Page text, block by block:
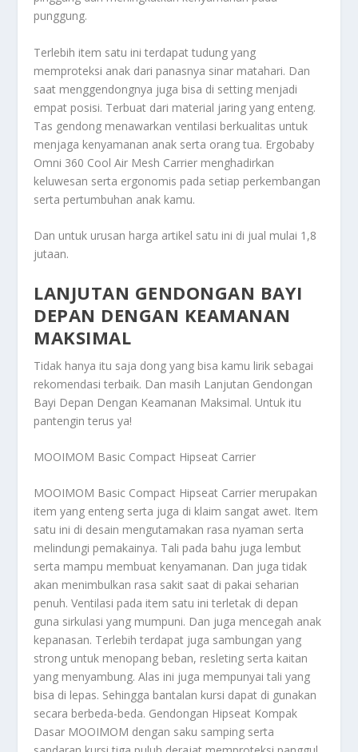
punggung.
Terlebih item satu ini terdapat tudung yang
memproteksi anak dari panasnya sinar matahari. Dan
saat menggendongnya juga bisa di setting menjadi
empat posisi. Terbuat dari material jaring yang enteng.
Tas gendong menawarkan ventilasi berkualitas untuk
menjaga kenyamanan anak serta orang tua. Ergobaby
Omni 360 Cool Air Mesh Carrier menghadirkan
keluwesan serta ergonomis pada setiap perkembangan
serta pertumbuhan anak kamu.
Dan untuk urusan harga artikel satu ini di jual mulai 1,8
jutaan.
LANJUTAN GENDONGAN BAYI
DEPAN DENGAN KEAMANAN
MAKSIMAL
Tidak hanya itu saja dong yang bisa kamu lirik sebagai
rekomendasi terbaik. Dan masih Lanjutan Gendongan
Bayi Depan Dengan Keamanan Maksimal. Untuk itu
pantengin terus ya!
MOOIMOM Basic Compact Hipseat Carrier
MOOIMOM Basic Compact Hipseat Carrier merupakan
item yang enteng serta juga di klaim sangat awet. Item
satu ini di desain mengutamakan rasa nyaman serta
melindungi pemakainya. Tali pada bahu juga lembut
serta mampu membuat kenyamanan. Dan juga tidak
akan menimbulkan rasa sakit saat di pakai seharian
penuh. Ventilasi pada item satu ini terletak di depan
guna sirkulasi yang mumpuni. Dan juga mencegah anak
kepanasan. Terlebih terdapat juga sambungan yang
strong untuk menopang beban, resleting serta kaitan
yang menyambung. Alas ini juga mempunyai tali yang
bisa di lepas. Sehingga bantalan kursi dapat di gunakan
secara berbeda-beda. Gendongan Hipseat Kompak
Dasar MOOIMOM dengan saku samping serta